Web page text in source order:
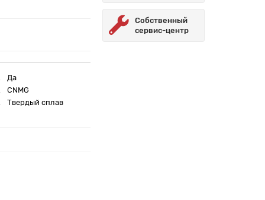
Да
CNMG
Твердый сплав
Собственный
сервис-центр